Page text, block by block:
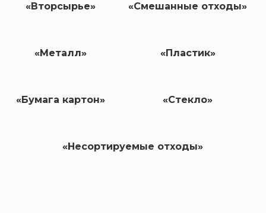
«Вторсырье» «Смешанные отходы»
«Металл» «Пластик»
«Бумага картон» «Стекло»
«Несортируемые отходы»